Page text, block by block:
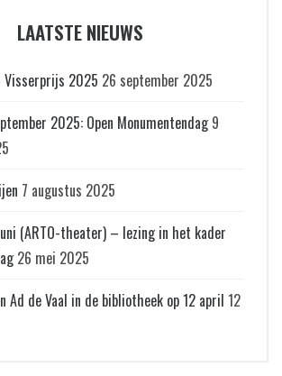
LAATSTE NIEUWS
2025 26 september 2025
2025: Open Monumentendag 9
7 augustus 2025
(ARTO-theater) – lezing in het kader
26 mei 2025
Ad de Vaal in de bibliotheek op 12 april 12